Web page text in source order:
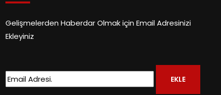
Gelişmelerden Haberdar Olmak için Email Adresinizi
Ekleyiniz